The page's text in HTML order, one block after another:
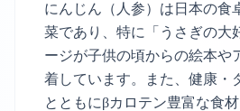
にんじん（人参）は日本の食
菜であり、特に「うさぎの大
ージが子供の頃からの絵本や
着しています。また、健康・
とともにβカロテン豊富な食